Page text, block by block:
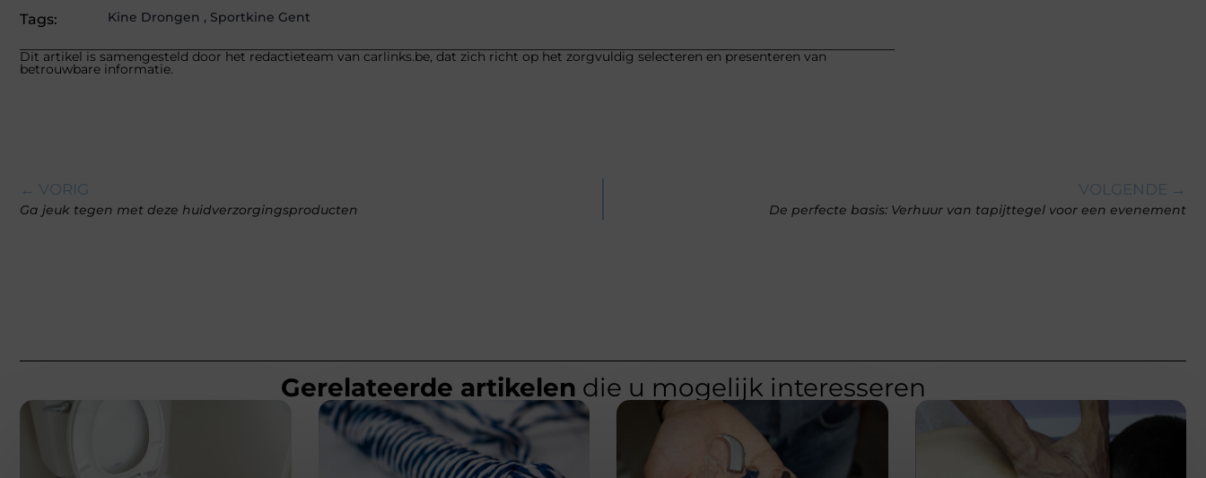
Tags: Kine Drongen , Sportkine Gent
Dit artikel is samengesteld door het redactieteam van carlinks.be, dat zich richt op het zorgvuldig selecteren en presenteren van
betrouwbare informatie.
← VORIG
Ga jeuk tegen met deze huidverzorgingsproducten
VOLGENDE →
De perfecte basis: Verhuur van tapijttegel voor een evenement
Gerelateerde artikelen die u mogelijk interesseren